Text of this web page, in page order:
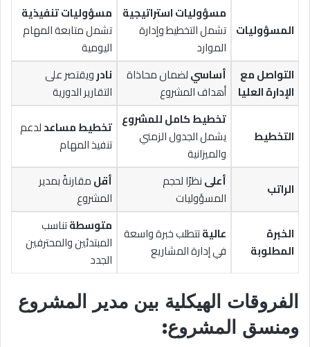
المسؤوليات
مسؤوليات استراتيجية
تشمل التخطيط وإدارة
الموارد
مسؤوليات تنفيذية
تشمل متابعة المهام
اليومية
التواصل مع
الإدارة العليا
أساسيلضمان محاذاة
أهداف المشروع
نادرويقتصر على
التقارير الدورية
التخطيط
تخطيط كامل للمشروع
يشمل الجدول الزمني
والميزانية
تخطيط مساعدلدعم
تنفيذ المهام
الراتب أعلىنظرًا لحجم
المسؤوليات
أقلمقارنةً بمدير
المشروع
الخبرة
المطلوبة
عاليةتتطلب خبرة واسعة
في إدارة المشاريع
متوسطةتناسب
المبتدئين والمحترفين
الجدد
الفروقات الهيكلية بين مدير المشروع
ومنسق المشروع: